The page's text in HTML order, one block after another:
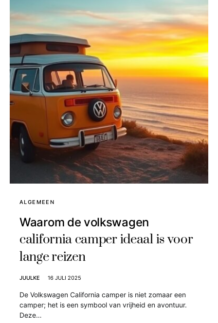
ALGEMEEN
Waarom de volkswagen
california camper ideaal is voor
lange reizen
JUULKE 16 JULI 2025
De Volkswagen California camper is niet zomaar een
camper; het is een symbool van vrijheid en avontuur.
Deze…